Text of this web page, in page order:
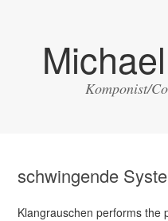
Komponist/
schwingende
Klangrauschen performs the